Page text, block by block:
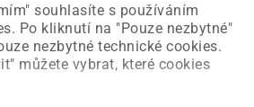
souhlasíte s používáním
Po kliknutí na "Pouze nezbytné"
nezbytné technické cookies.
můžete vybrat, které cookies
Úvodní strana